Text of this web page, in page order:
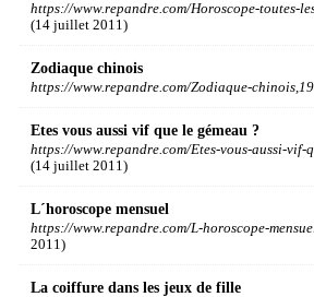
https://www.repandre.com/Horoscope-toutes-
(14 juillet 2011)
Zodiaque chinois
https://www.repandre.com/Zodiaque-
Etes vous aussi vif que le gémeau ?
https://www.repandre.com/Etes-vous-aussi-vif-
(14 juillet 2011)
L´horoscope mensuel
https://www.repandre.com/L-horoscope-
2011)
La coiffure dans les jeux de fille